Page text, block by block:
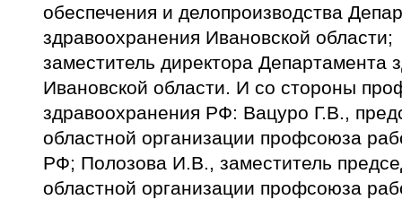
обеспечения и делопроизводства
здравоохранения Ивановской
заместитель директора Департамента
Ивановской области. И со стороны
здравоохранения РФ: Вацуро Г.В.,
областной организации профсоюза
РФ; Полозова И.В., заместитель
областной организации профсоюза